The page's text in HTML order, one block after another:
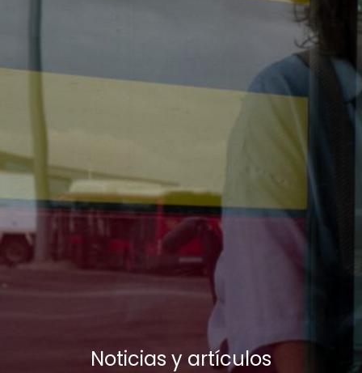
Noticias y artículos